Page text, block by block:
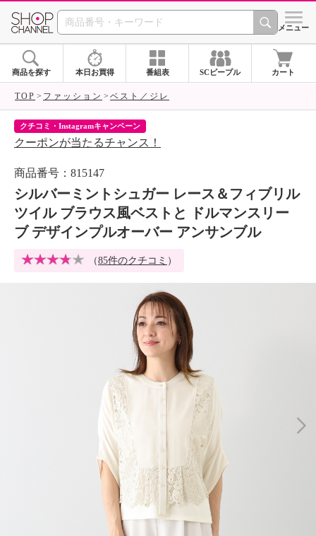
SHOP CHANNEL シメニュー
商品を探す 本日お買得 番組表 SCピープル カート
TOP ファッション ベスト／ジレ
クチコミ・Instagramキャンペーン
クーポンが当たるチャンス！
商品番号：815147
シルバーミントシュガー レース＆フィブリル
ツイル ブラウス風ベストと ドルマンスリー
ブ デザインプルオーバー アンサンブル
（85件のクチコミ ）